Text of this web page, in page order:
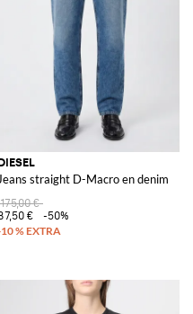
Jeans straight D-Macro en denim
175,00 €
€
-50%